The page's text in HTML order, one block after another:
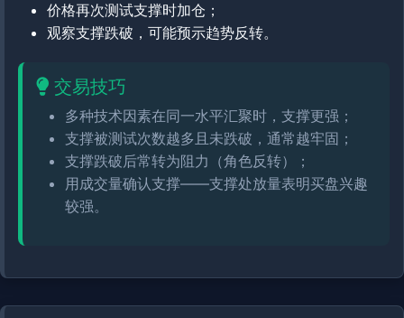
价格再次测试支撑时加仓；
观察支撑跌破，可能预示趋势反转。
交易技巧
多种技术因素在同一水平汇聚时，支撑更强；
支撑被测试次数越多且未跌破，通常越牢固；
支撑跌破后常转为阻力（角色反转）；
用成交量确认支撑——支撑处放量表明买盘兴趣
较强。